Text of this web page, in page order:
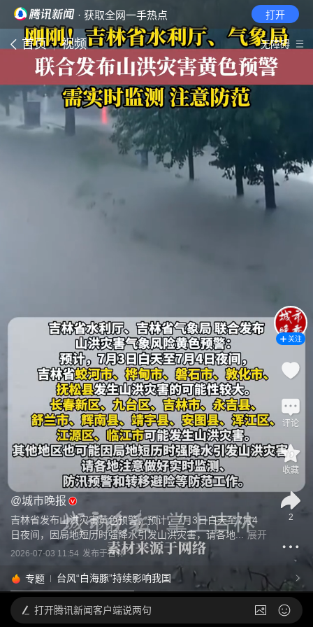
· 获取全网一手热点 打开
首页 视频 无障碍
@城市晚报
吉林省发布山洪灾害黄色预警，预计，7月3日白天至7月4
日夜间，因局地短历时强降水引发山洪灾害，请各地...
展开
2026-07-03 11:54 发布于吉林
专题 台风“白海豚”持续影响我国
关注
评论
收藏
2
打开腾讯新闻客户端说两句